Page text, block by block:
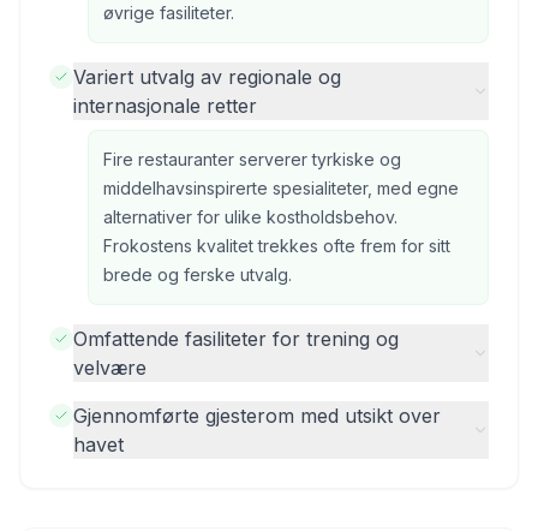
øvrige fasiliteter.
Variert utvalg av regionale og
internasjonale retter
Fire restauranter serverer tyrkiske og
middelhavsinspirerte spesialiteter, med egne
alternativer for ulike kostholdsbehov.
Frokostens kvalitet trekkes ofte frem for sitt
brede og ferske utvalg.
Omfattende fasiliteter for trening og
velvære
Gjennomførte gjesterom med utsikt over
havet